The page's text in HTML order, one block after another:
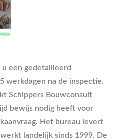
een gedetailleerd
werkdagen na de inspectie.
Schippers Bouwconsult
bewijs nodig heeft voor
Het bureau levert
landelijk sinds 1999. De